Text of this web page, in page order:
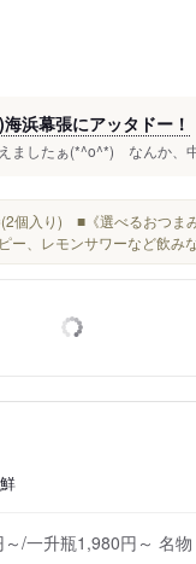
浜幕張にアッタドー！
ましたぁ(*^o^*) なんか、
(2個入り) ■《選べるおつま
、レモンサワーなど飲みな
～/一升瓶1,980円～ 名